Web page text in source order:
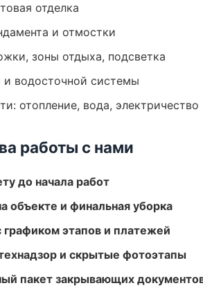
отделка
и отмостки
зоны отдыха, подсветка
водосточной системы
отопление, вода, электричество
работы с нами
до начала работ
объекте и финальная уборка
графиком этапов и платежей
и скрытые фотоэтапы
пакет закрывающих